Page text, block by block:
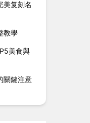
美复刻名
教學
美食與
關鍵注意